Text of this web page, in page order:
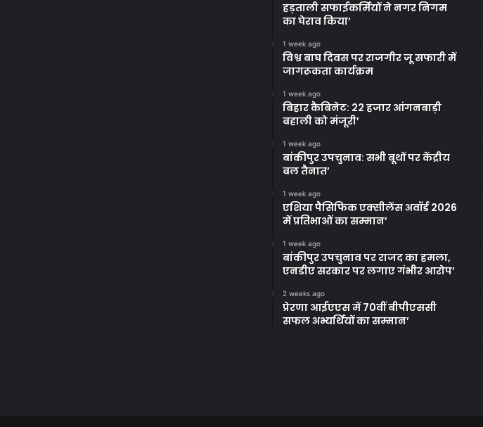
हड़ताली सफाईकर्मियों ने नगर निगम
का घेराव किया’
1 week ago
विश्व बाघ दिवस पर राजगीर जू सफारी में
जागरूकता कार्यक्रम
1 week ago
बिहार कैबिनेट: 22 हजार आंगनबाड़ी
बहाली को मंजूरी’
1 week ago
बांकीपुर उपचुनाव: सभी बूथों पर केंद्रीय
बल तैनात’
1 week ago
एशिया पैसिफिक एक्सीलेंस अवॉर्ड 2026
में प्रतिभाओं का सम्मान’
1 week ago
बांकीपुर उपचुनाव पर राजद का हमला,
एनडीए सरकार पर लगाए गंभीर आरोप’
2 weeks ago
प्रेरणा आईएएस में 70वीं बीपीएससी
सफल अभ्यर्थियों का सम्मान’